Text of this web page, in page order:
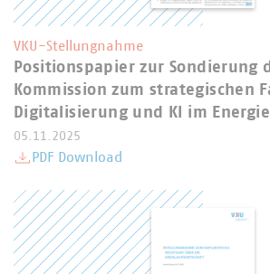
VKU-Stellungnahme
Positionspapier zur Sondierung
Kommission zum strategischen
Digitalisierung und KI im
05.11.2025
PDF Download